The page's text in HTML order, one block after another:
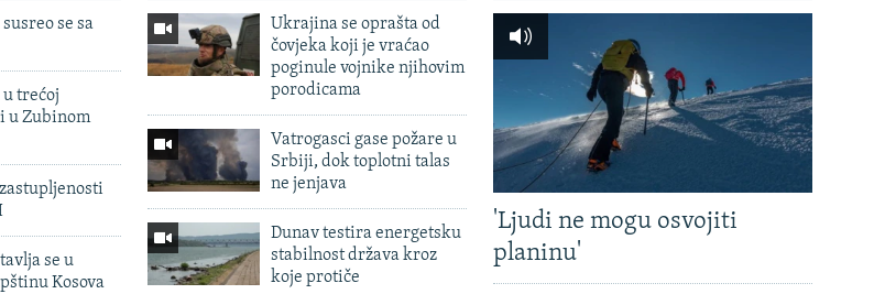
se sa
trećoj
u Zubinom
se u
Kosova
Ukrajina se oprašta od
čovjeka koji je vraćao
poginule vojnike njihovim
porodicama
Vatrogasci gase požare u
Srbiji, dok toplotni talas
ne jenjava
Dunav testira energetsku
stabilnost država kroz
koje protiče
'Ljudi ne mogu osvojiti
planinu'